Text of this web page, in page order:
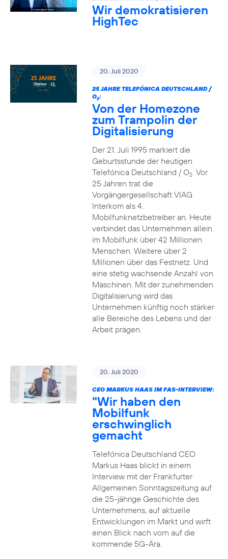
Wir demokratisieren
HighTec
20. Juli 2020
25 JAHRE TELEFÓNICA DEUTSCHLAND /
O2:
Von der Homezone
zum Trampolin der
Digitalisierung
Der 21. Juli 1995 markiert die
Geburtsstunde der heutigen
Telefónica Deutschland / O2. Vor
25 Jahren trat die
Vorgängergesellschaft VIAG
Interkom als 4.
Mobilfunknetzbetreiber an. Heute
verbindet das Unternehmen allein
im Mobilfunk über 42 Millionen
Menschen. Weitere über 2
Millionen über das Festnetz. Und
eine stetig wachsende Anzahl von
Maschinen. Mit der zunehmenden
Digitalisierung wird das
Unternehmen künftig noch stärker
alle Bereiche des Lebens und der
Arbeit prägen.
20. Juli 2020
CEO MARKUS HAAS IM FAS-INTERVIEW:
"Wir haben den
Mobilfunk
erschwinglich
gemacht
Telefónica Deutschland CEO
Markus Haas blickt in einem
Interview mit der Frankfurter
Allgemeinen Sonntagszeitung auf
die 25-jährige Geschichte des
Unternehmens, auf aktuelle
Entwicklungen im Markt und wirft
einen Blick nach vorn auf die
kommende 5G-Ära.